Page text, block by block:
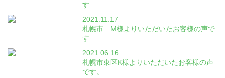
す
2021.11.17
札幌市 M様よりいただいたお客様の声で
す
2021.06.16
札幌市東区K様よりいただいたお客様の声
です。